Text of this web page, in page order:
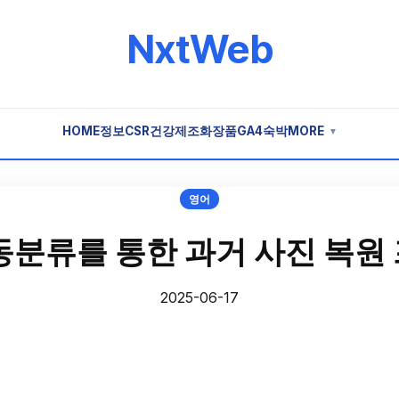
NxtWeb
HOME정보CSR건강제조화장품GA4숙박MORE ▼
영어
분류를 통한 과거 사진 복원
2025-06-17